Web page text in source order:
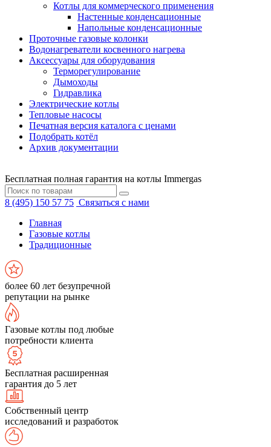
Котлы для коммерческого применения
Настенные конденсационные
Напольные конденсационные
Проточные газовые колонки
Водонагреватели косвенного нагрева
Аксессуары для оборудования
Терморегулирование
Дымоходы
Гидравлика
Электрические котлы
Тепловые насосы
Печатная версия каталога с ценами
Подобрать котёл
Архив документации
Бесплатная полная гарантия на котлы Immergas
8 (495) 150 57 75 Связаться с нами
Главная
Газовые котлы
Традиционные
более 60 лет безупречной
репутации на рынке
Газовые котлы под любые
потребности клиента
Бесплатная расширенная
гарантия до 5 лет
Собственный центр
исследований и разработок